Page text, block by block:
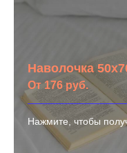
Наволочка
От 176 руб.
Нажмите, чтобы